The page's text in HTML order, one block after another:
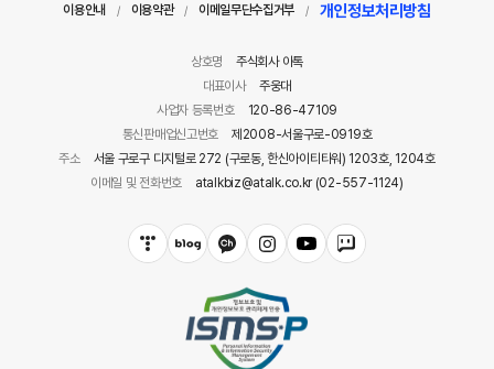
이용안내 / 이용약관 / 이메일무단수집거부 / 개인정보처리방침
상호명
주식회사 아톡
대표이사
주웅대
사업자 등록번호
120-86-47109
통신판매업신고번호
제2008-서울구로-0919호
주소
서울 구로구 디지털로 272 (구로동, 한신아이티타워) 1203호, 1204호
이메일 및 전화번호
atalkbiz@atalk.co.kr (02-557-1124)